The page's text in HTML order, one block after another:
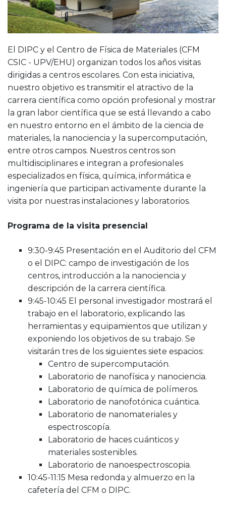
El DIPC y el Centro de Física de Materiales (CFM
CSIC - UPV/EHU) organizan todos los años visitas
dirigidas a centros escolares. Con esta iniciativa,
nuestro objetivo es transmitir el atractivo de la
carrera científica como opción profesional y mostrar
la gran labor científica que se está llevando a cabo
en nuestro entorno en el ámbito de la ciencia de
materiales, la nanociencia y la supercomputación,
entre otros campos. Nuestros centros son
multidisciplinares e integran a profesionales
especializados en física, química, informática e
ingeniería que participan activamente durante la
visita por nuestras instalaciones y laboratorios.
Programa de la visita presencial
9:30-9:45 Presentación en el Auditorio del CFM
o el DIPC: campo de investigación de los
centros, introducción a la nanociencia y
descripción de la carrera científica.
9:45-10:45 El personal investigador mostrará el
trabajo en el laboratorio, explicando las
herramientas y equipamientos que utilizan y
exponiendo los objetivos de su trabajo. Se
visitarán tres de los siguientes siete espacios:
Centro de supercomputación.
Laboratorio de nanofísica y nanociencia.
Laboratorio de química de polímeros.
Laboratorio de nanofotónica cuántica.
Laboratorio de nanomateriales y
espectroscopía.
Laboratorio de haces cuánticos y
materiales sostenibles.
Laboratorio de nanoespectroscopia.
10:45-11:15 Mesa redonda y almuerzo en la
cafetería del CFM o DIPC.